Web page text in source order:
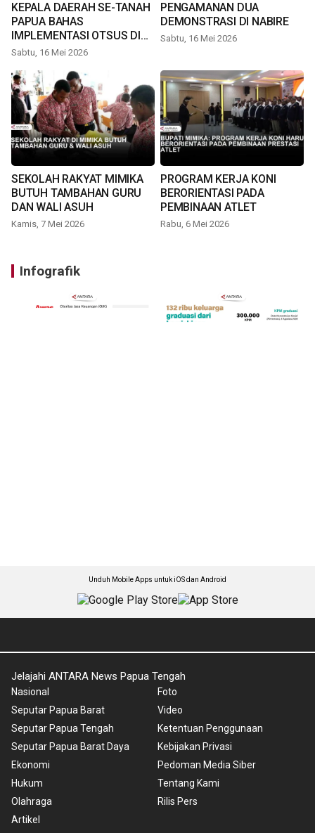
KEPALA DAERAH SE-TANAH
PAPUA BAHAS
IMPLEMENTASI OTSUS DI
TIMIKA
Sabtu, 16 Mei 2026
PENGAMANAN DUA
DEMONSTRASI DI NABIRE
Sabtu, 16 Mei 2026
SEKOLAH RAKYAT MIMIKA
BUTUH TAMBAHAN GURU
DAN WALI ASUH
Kamis, 7 Mei 2026
PROGRAM KERJA KONI
BERORIENTASI PADA
PEMBINAAN ATLET
Rabu, 6 Mei 2026
Infografik
Unduh Mobile Apps untuk iOS dan Android
Jelajahi ANTARA News Papua Tengah
Nasional
Seputar Papua Barat
Seputar Papua Tengah
Seputar Papua Barat Daya
Ekonomi
Hukum
Olahraga
Artikel
Foto
Video
Ketentuan Penggunaan
Kebijakan Privasi
Pedoman Media Siber
Tentang Kami
Rilis Pers